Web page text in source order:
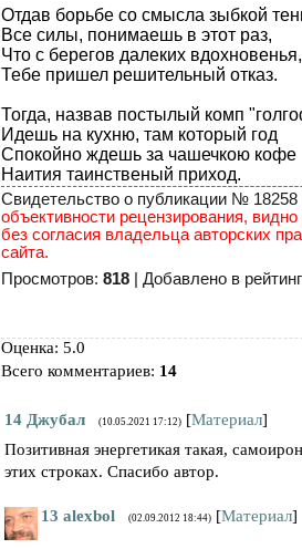
Отдав борьбе со смысла зыбкой
Все силы, понимаешь в этот раз,
Что с берегов далеких вдохновенья,
Тебе пришел решительный отказ.
Тогда, назвав постылый комп
Идешь на кухню, там который год
Cпокойно ждешь за чашечкою кофе
Наития таинственый приход.
Свидетельство о публикации №
объективности рецензирования,
без согласия владельца авторских
сайта.
Просмотров: 818 | Добавлено в
Оценка: 5.0
Всего комментариев: 14
14 Джубал (10.05.2021 17:12) [Материал]
Позитивная энергетикая такая,
этих строках. Спасибо автор.
13 alexbol (02.09.2012 18:44) [Материал]